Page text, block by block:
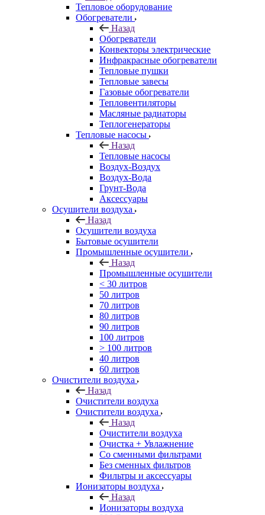
Тепловое оборудование
Обогреватели
Назад
Обогреватели
Конвекторы электрические
Инфракрасные обогреватели
Тепловые пушки
Тепловые завесы
Газовые обогреватели
Тепловентиляторы
Масляные радиаторы
Теплогенераторы
Тепловые насосы
Назад
Тепловые насосы
Воздух-Воздух
Воздух-Вода
Грунт-Вода
Аксессуары
Осушители воздуха
Назад
Осушители воздуха
Бытовые осушители
Промышленные осушители
Назад
Промышленные осушители
< 30 литров
50 литров
70 литров
80 литров
90 литров
100 литров
> 100 литров
40 литров
60 литров
Очистители воздуха
Назад
Очистители воздуха
Очистители воздуха
Назад
Очистители воздуха
Очистка + Увлажнение
Cо сменными фильтрами
Без сменных фильтров
Фильтры и аксессуары
Ионизаторы воздуха
Назад
Ионизаторы воздуха